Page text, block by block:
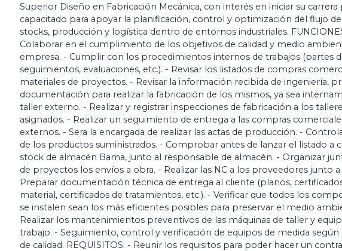
Superior Diseño en Fabricación Mecánica, con interés en iniciar su
capacitado para apoyar la planificación, control y optimización del flujo
stocks, producción y logística dentro de entornos industriales.
Colaborar en el cumplimiento de los objetivos de calidad y medio
empresa. - Cumplir con los procedimientos internos de trabajos (partes
seguimientos, evaluaciones, etc.). - Revisar los listados de compras
materiales de proyectos. - Revisar la información recibida de ingeniería,
documentación para realizar la fabricación de los mismos, ya sea
taller externo. - Realizar y registrar inspecciones de fabricación a los
asignados. - Realizar un seguimiento de entrega a las compras
externos. - Sera la encargada de realizar las actas de producción. -
de los productos suministrados. - Comprobar antes de lanzar el listado a
stock de almacén Bama, junto al responsable de almacén. - Organizar
de proyectos los envíos a obra. - Realizar las NC a los proveedores junto
Preparar documentación técnica de entrega al cliente (planos,
material, certificados de tratamientos, etc.). - Verificar que todos los
se instalen sean los más eficientes posibles para preservar el medio
Realizar los mantenimientos preventivos de las máquinas de taller y
trabajo. - Seguimiento, control y verificación de equipos de medida
de calidad. REQUISITOS: - Reunir los requisitos para poder hacer un